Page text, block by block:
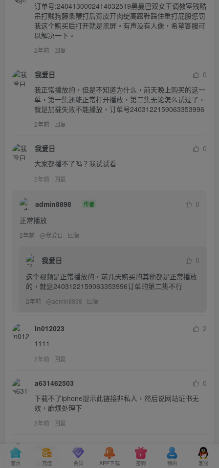
订单号:2404130002414032519黑曼巴双女王调教室残酷
吊打贱狗藤条鞭打后背皮开肉绽高跟鞋踩住重打屁股惩罚
我这个购买后打开就是黑屏。有声没有人像，希望客服可
以解决一下。
2年前 回复
我爱日
0
我正常播放的，但是不知道为什么，前天晚上购买的这一
单，第一集还能正常打开播放，第二集无论怎么试过了，
就是加载失败不能播放，订单号2403122159063353996
2年前 回复
我爱日
0
大家都播不了吗？我试试看
2年前 回复
admin8898 作者
0
正常播放
2年前 @我爱日 回复
我爱日
0
这个视频是正常播放的，前几天购买的其他都是正常播放
的，就是2403122159063353996订单的第二集不行
2年前 @admin8898 回复
ln012023
2
1111
2年前 回复
a631462503
0
下载不了iphone提示此链接非私人，然后说网站证书无
效，麻烦处理下
2年前 回复
yyyyy
1
播放不了
首页 充值 会员 APP下载 签到 我的 客服